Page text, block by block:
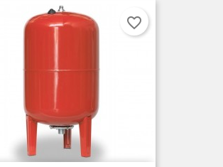
favorite_border